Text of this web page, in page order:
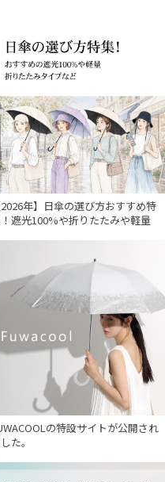
2026年】日傘の選び方おすすめ特
遮光100%や折りたたみや軽量
の特設サイトが公開され
た。